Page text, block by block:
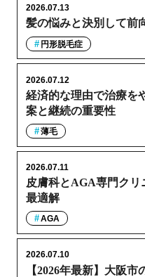
髪の悩みと決別して前
2026.07.13
円形脱毛症
経済的な理由で治療を
案と継続の重要性
2026.07.12
薄毛
皮膚科とAGA専門ク
最適解
2026.07.11
AGA
【2026年最新】大阪
2026.07.10